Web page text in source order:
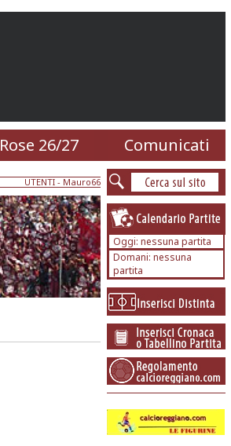
Rose 26/27 Comunicati
UTENTI - Mauro66
Oggi: nessuna partita
Domani: nessuna
partita